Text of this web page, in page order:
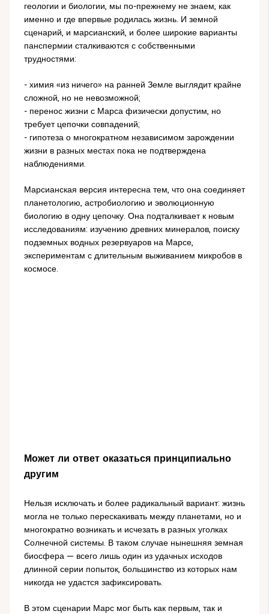
геологии и биологии, мы по-прежнему не знаем, как
именно и где впервые родилась жизнь. И земной
сценарий, и марсианский, и более широкие варианты
панспермии сталкиваются с собственными
трудностями:
- химия «из ничего» на ранней Земле выглядит крайне
сложной, но не невозможной;
- перенос жизни с Марса физически допустим, но
требует цепочки совпадений;
- гипотеза о многократном независимом зарождении
жизни в разных местах пока не подтверждена
наблюдениями.
Марсианская версия интересна тем, что она соединяет
планетологию, астробиологию и эволюционную
биологию в одну цепочку. Она подталкивает к новым
исследованиям: изучению древних минералов, поиску
подземных водных резервуаров на Марсе,
экспериментам с длительным выживанием микробов в
космосе.
Может ли ответ оказаться принципиально
другим
Нельзя исключать и более радикальный вариант: жизнь
могла не только перескакивать между планетами, но и
многократно возникать и исчезать в разных уголках
Солнечной системы. В таком случае нынешняя земная
биосфера — всего лишь один из удачных исходов
длинной серии попыток, большинство из которых нам
никогда не удастся зафиксировать.
В этом сценарии Марс мог быть как первым, так и